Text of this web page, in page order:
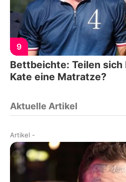
9
Bettbeichte: Teilen sich
Kate eine Matratze?
Aktuelle Artikel
Artikel -